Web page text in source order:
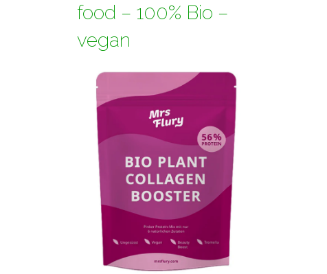
food – 100% Bio –
vegan